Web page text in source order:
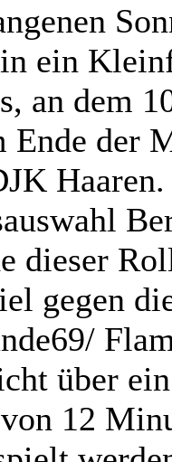
ein
an dem
Ende der
Haaren.
dieser
gegen
über
12